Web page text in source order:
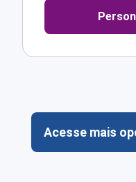
Acesse mais